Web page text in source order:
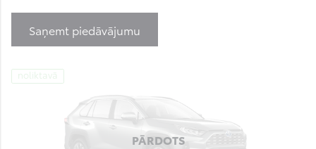
Saņemt piedāvājumu
noliktavā
PĀRDOTS